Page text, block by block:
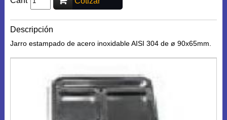
Descripción
Jarro estampado de acero inoxidable AISI 304 de ø 90x65mm.